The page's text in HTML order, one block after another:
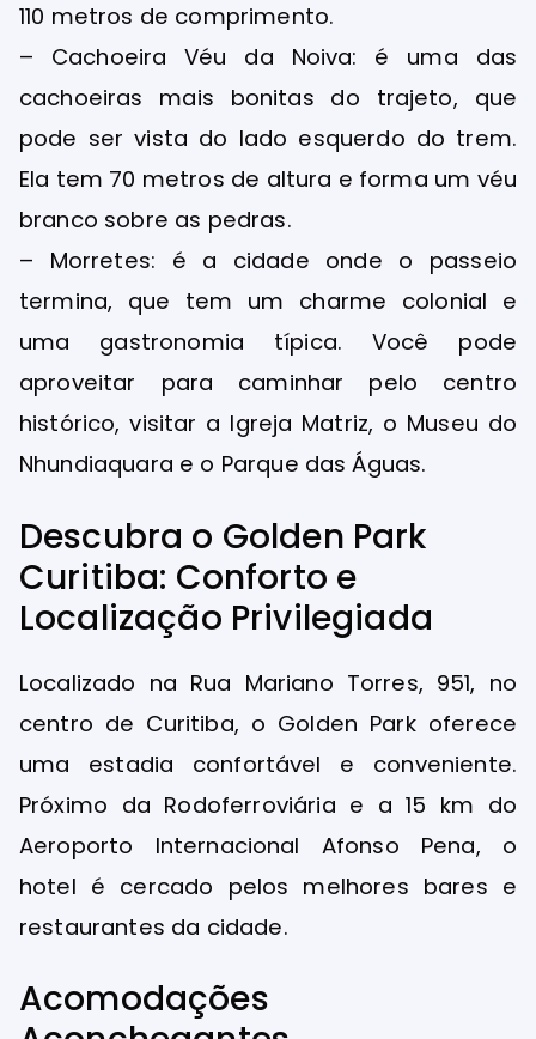
110 metros de comprimento.
– Cachoeira Véu da Noiva: é uma das
cachoeiras mais bonitas do trajeto, que
pode ser vista do lado esquerdo do trem.
Ela tem 70 metros de altura e forma um véu
branco sobre as pedras.
– Morretes: é a cidade onde o passeio
termina, que tem um charme colonial e
uma gastronomia típica. Você pode
aproveitar para caminhar pelo centro
histórico, visitar a Igreja Matriz, o Museu do
Nhundiaquara e o Parque das Águas.
Descubra o Golden Park
Curitiba: Conforto e
Localização Privilegiada
Localizado na Rua Mariano Torres, 951, no
centro de Curitiba, o Golden Park oferece
uma estadia confortável e conveniente.
Próximo da Rodoferroviária e a 15 km do
Aeroporto Internacional Afonso Pena, o
hotel é cercado pelos melhores bares e
restaurantes da cidade.
Acomodações